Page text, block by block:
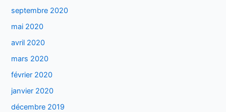
septembre 2020
mai 2020
avril 2020
mars 2020
février 2020
janvier 2020
décembre 2019